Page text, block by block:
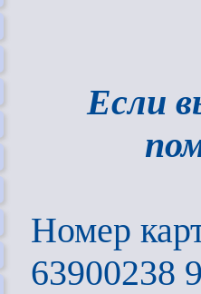
Если
Номер
63900238